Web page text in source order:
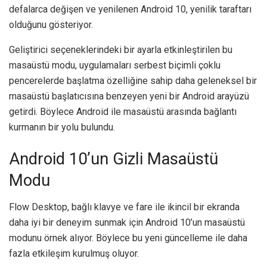
defalarca değişen ve yenilenen Android 10, yenilik taraftarı
olduğunu gösteriyor.
Geliştirici seçeneklerindeki bir ayarla etkinleştirilen bu
masaüstü modu, uygulamaları serbest biçimli çoklu
pencerelerde başlatma özelliğine sahip daha geleneksel bir
masaüstü başlatıcısına benzeyen yeni bir Android arayüzü
getirdi. Böylece Android ile masaüstü arasında bağlantı
kurmanın bir yolu bulundu.
Android 10’un Gizli Masaüstü
Modu
Flow Desktop, bağlı klavye ve fare ile ikincil bir ekranda
daha iyi bir deneyim sunmak için Android 10’un masaüstü
modunu örnek alıyor. Böylece bu yeni güncelleme ile daha
fazla etkileşim kurulmuş oluyor.